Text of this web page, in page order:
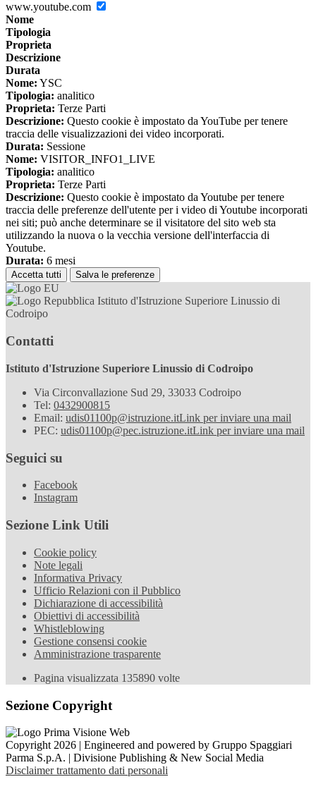
www.youtube.com
Nome
Tipologia
Proprieta
Descrizione
Durata
Nome: YSC
Tipologia: analitico
Proprieta: Terze Parti
Descrizione: Questo cookie è impostato da YouTube per tenere
traccia delle visualizzazioni dei video incorporati.
Durata: Sessione
Nome: VISITOR_INFO1_LIVE
Tipologia: analitico
Proprieta: Terze Parti
Descrizione: Questo cookie è impostato da Youtube per tenere
traccia delle preferenze dell'utente per i video di Youtube incorporati
nei siti; può anche determinare se il visitatore del sito web sta
utilizzando la nuova o la vecchia versione dell'interfaccia di
Youtube.
Durata: 6 mesi
Accetta tutti Salva le preferenze
Istituto d'Istruzione Superiore Linussio di
Codroipo
Contatti
Istituto d'Istruzione Superiore Linussio di Codroipo
Via Circonvallazione Sud 29, 33033 Codroipo
Tel: 0432900815
Email: udis01100p@istruzione.itLink per inviare una mail
PEC: udis01100p@pec.istruzione.itLink per inviare una mail
Seguici su
Facebook
Instagram
Sezione Link Utili
Cookie policy
Note legali
Informativa Privacy
Ufficio Relazioni con il Pubblico
Dichiarazione di accessibilità
Obiettivi di accessibilità
Whistleblowing
Gestione consensi cookie
Amministrazione trasparente
Pagina visualizzata 135890 volte
Sezione Copyright
Copyright 2026 | Engineered and powered by Gruppo Spaggiari
Parma S.p.A. | Divisione Publishing & New Social Media
Disclaimer trattamento dati personali